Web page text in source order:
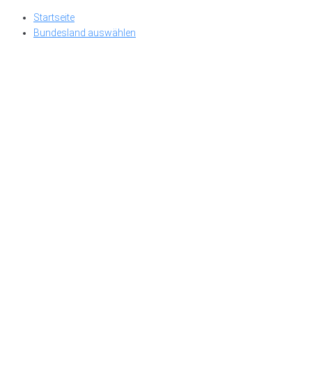
Skip
Startseite
Bundesland auswählen